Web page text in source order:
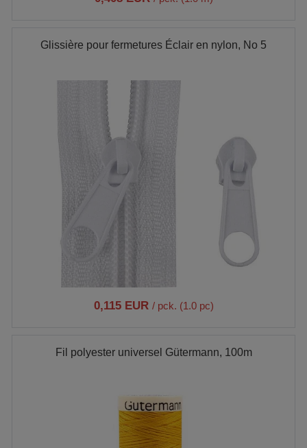
Glissière pour fermetures Éclair en nylon, No 5
0,115 EUR / pck. (1.0 pc)
Fil polyester universel Gütermann, 100m